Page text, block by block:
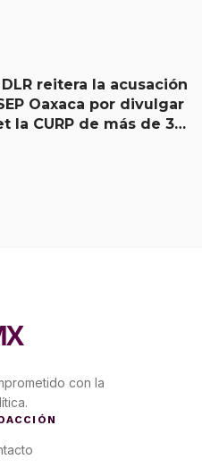
reitera la acusación
Oaxaca por divulgar
la CURP de más de 30
con la